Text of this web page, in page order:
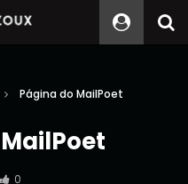
Página do MailPoet
0